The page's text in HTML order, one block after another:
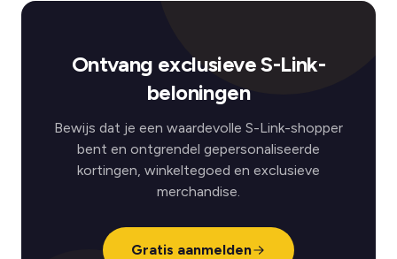
Ontvang exclusieve S-Link-
beloningen
Bewijs dat je een waardevolle S-Link-shopper
bent en ontgrendel gepersonaliseerde
kortingen, winkeltegoed en exclusieve
merchandise.
Gratis aanmelden